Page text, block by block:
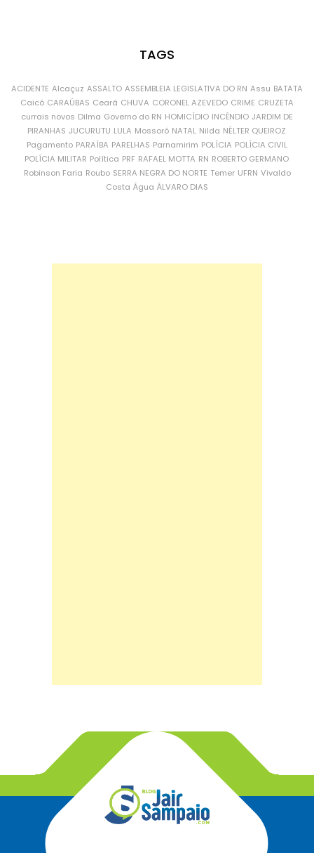
TAGS
ACIDENTE Alcaçuz ASSALTO ASSEMBLEIA LEGISLATIVA DO RN Assu BATATA
Caicó CARAÚBAS Ceará CHUVA CORONEL AZEVEDO CRIME CRUZETA
currais novos Dilma Governo do RN HOMICÍDIO INCÊNDIO JARDIM DE
PIRANHAS JUCURUTU LULA Mossoró NATAL Nilda NÉLTER QUEIROZ
Pagamento PARAÍBA PARELHAS Parnamirim POLÍCIA POLÍCIA CIVIL
POLÍCIA MILITAR Política PRF RAFAEL MOTTA RN ROBERTO GERMANO
Robinson Faria Roubo SERRA NEGRA DO NORTE Temer UFRN Vivaldo
Costa Água ÁLVARO DIAS